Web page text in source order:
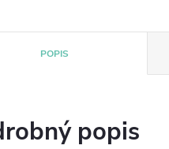
POPIS
popis